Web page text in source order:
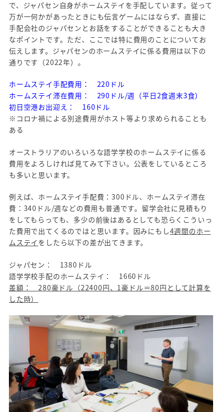
で、ジャパセン自身がホームステイを手配しています。従って
万が一何かがあったときにも伝言ゲームにはならず、直接に
手配会社のジャパセンとお話をすることができることも大き
なポイントです。ただ、ここでは特に費用のことについてお
伝えします。ジャパセンのホームステイに係る費用は以下の
通りです（2022年）。
ホームステイ手配費用： 220ドル
ホームステイ滞在費用： 290ドル/週（平日2食週末3食）
初日空港お出迎え： 160ドル
※コロナ禍による別途費用がホスト等より求められることも
ある
オーストラリアのいろいろな語学学校のホームステイに係る
費用をよろしければ見てみて下さい。公表をしているところ
も多いと思います。
例えば、ホームステイ手配費：300ドル、ホームステイ滞在
費：340ドル/週などの費用も普通です。留学会社に見積もり
をしてもらっても、多少の前後はあるとしても恐らくこういっ
た費用で出てくるのではと思います。因みにもし4週間のホー
ムステイ をしたら以下の差が出てきます。
ジャパセン： 1380ドル
語学学校手配のホームステイ： 1660ドル
差額： 280豪ドル（22400円、1豪ドル＝80円として計算を
した時）